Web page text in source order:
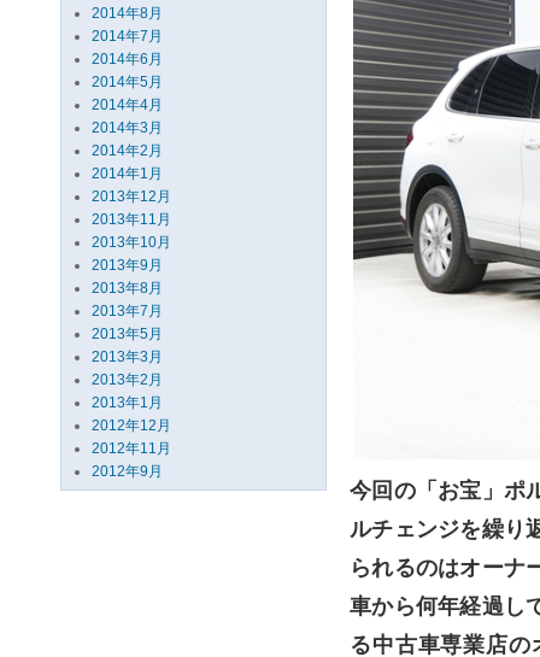
2014年8月
2014年7月
2014年6月
2014年5月
2014年4月
2014年3月
2014年2月
2014年1月
2013年12月
2013年11月
2013年10月
2013年9月
2013年8月
2013年7月
2013年5月
2013年3月
2013年2月
2013年1月
2012年12月
2012年11月
2012年9月
今回の「お宝」ポ
ルチェンジを繰り
られるのはオーナ
車から何年経過し
る中古車専業店